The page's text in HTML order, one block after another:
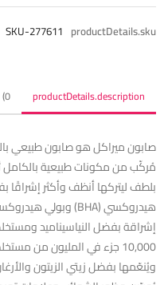
productDetails.sku
SKU-277611
productDetails.description
صابون ميراكل هو صابون طبيعي
مُركّب من مكونات طبيعية بالكامل
إشراقة بفضل النياسيناميد
10,000 جزء في المليون من